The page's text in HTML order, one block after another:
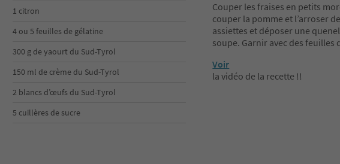
1 citron
4 ou 5 feuilles de gélatine
300 g de yaourt du Sud-Tyrol
150 ml de crème du Sud-Tyrol
2 blancs d’œufs du Sud-Tyrol
5 cuillères de sucre
Couper les fraises en petits
couper la pomme et l’arroser
assiettes et déposer une
soupe. Garnir avec des
Voir
la vidéo de la recette !!